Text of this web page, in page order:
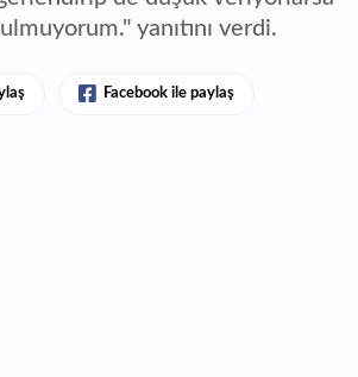
yanıtını verdi.
Facebook ile paylaş